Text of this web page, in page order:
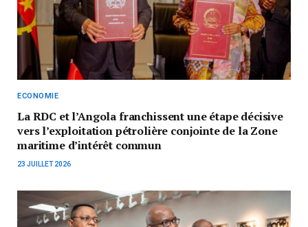
ECONOMIE
La RDC et l’Angola franchissent une étape décisive
vers l’exploitation pétrolière conjointe de la Zone
maritime d’intérêt commun
23 JUILLET 2026